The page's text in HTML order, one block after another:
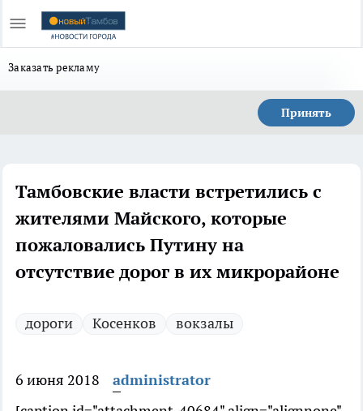
Заказать рекламу
Принять
Тамбовские власти встретились с
жителями Майского, которые
пожаловались Путину на
отсутствие дорог в их микрорайоне
дороги Косенков вокзалы
6 июня 2018
administrator